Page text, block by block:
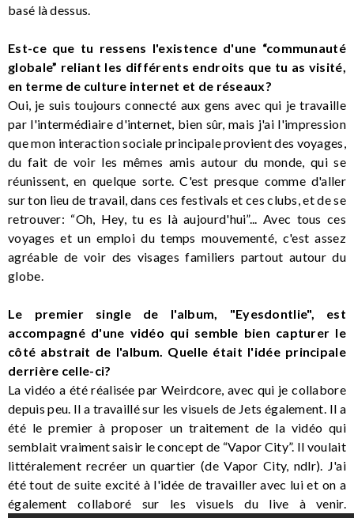
basé là dessus.
Est-ce que tu ressens l'existence d'une “communauté
globale” reliant les différents endroits que tu as visité,
en terme de culture internet et de réseaux?
Oui, je suis toujours connecté aux gens avec qui je travaille
par l'intermédiaire d'internet, bien sûr, mais j'ai l'impression
que mon interaction sociale principale provient des voyages,
du fait de voir les mêmes amis autour du monde, qui se
réunissent, en quelque sorte. C'est presque comme d'aller
sur ton lieu de travail, dans ces festivals et ces clubs, et de se
retrouver: “Oh, Hey, tu es là aujourd'hui”... Avec tous ces
voyages et un emploi du temps mouvementé, c'est assez
agréable de voir des visages familiers partout autour du
globe.
Le premier single de l'album, "Eyesdontlie", est
accompagné d'une vidéo qui semble bien capturer le
côté abstrait de l'album. Quelle était l'idée principale
derrière celle-ci?
La vidéo a été réalisée par Weirdcore, avec qui je collabore
depuis peu. Il a travaillé sur les visuels de Jets également. Il a
été le premier à proposer un traitement de la vidéo qui
semblait vraiment saisir le concept de “Vapor City”. Il voulait
littéralement recréer un quartier (de Vapor City, ndlr). J'ai
été tout de suite excité à l'idée de travailler avec lui et on a
également collaboré sur les visuels du live à venir.